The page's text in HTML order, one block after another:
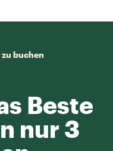
buchen
Beste
nur 3